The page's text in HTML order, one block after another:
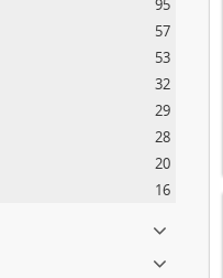
95
57
53
32
29
28
20
16